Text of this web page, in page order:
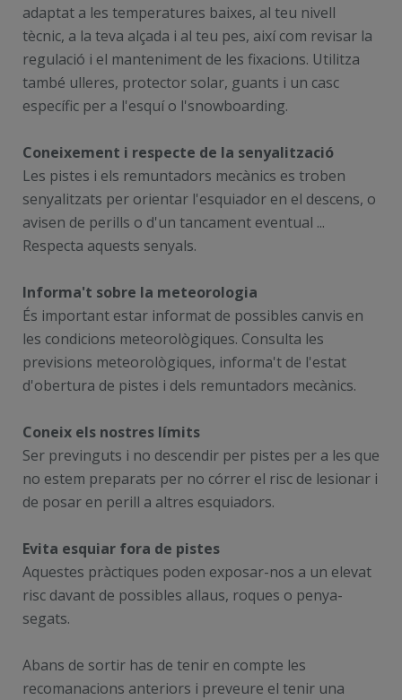
adaptat a les temperatures baixes, al teu nivell
tècnic, a la teva alçada i al teu pes, així com revisar la
regulació i el manteniment de les fixacions. Utilitza
també ulleres, protector solar, guants i un casc
específic per a l'esquí o l'snowboarding.
Coneixement i respecte de la senyalització
Les pistes i els remuntadors mecànics es troben
senyalitzats per orientar l'esquiador en el descens, o
avisen de perills o d'un tancament eventual ...
Respecta aquests senyals.
Informa't sobre la meteorologia
És important estar informat de possibles canvis en
les condicions meteorològiques. Consulta les
previsions meteorològiques, informa't de l'estat
d'obertura de pistes i dels remuntadors mecànics.
Coneix els nostres límits
Ser previnguts i no descendir per pistes per a les que
no estem preparats per no córrer el risc de lesionar i
de posar en perill a altres esquiadors.
Evita esquiar fora de pistes
Aquestes pràctiques poden exposar-nos a un elevat
risc davant de possibles allaus, roques o penya-
segats.
Abans de sortir has de tenir en compte les
recomanacions anteriors i preveure el tenir una